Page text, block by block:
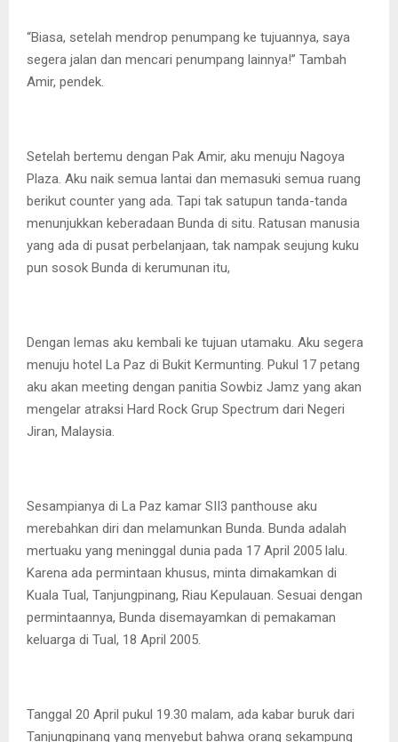
“Biasa, setelah mendrop penumpang ke tujuannya, saya
segera jalan dan mencari penumpang lainnya!” Tambah
Amir, pendek.
Setelah bertemu dengan Pak Amir, aku menuju Nagoya
Plaza. Aku naik semua lantai dan memasuki semua ruang
berikut counter yang ada. Tapi tak satupun tanda-tanda
menunjukkan keberadaan Bunda di situ. Ratusan manusia
yang ada di pusat perbelanjaan, tak nampak seujung kuku
pun sosok Bunda di kerumunan itu,
Dengan lemas aku kembali ke tujuan utamaku. Aku segera
menuju hotel La Paz di Bukit Kermunting. Pukul 17 petang
aku akan meeting dengan panitia Sowbiz Jamz yang akan
mengelar atraksi Hard Rock Grup Spectrum dari Negeri
Jiran, Malaysia.
Sesampianya di La Paz kamar SII3 panthouse aku
merebahkan diri dan melamunkan Bunda. Bunda adalah
mertuaku yang meninggal dunia pada 17 April 2005 lalu.
Karena ada permintaan khusus, minta dimakamkan di
Kuala Tual, Tanjungpinang, Riau Kepulauan. Sesuai dengan
permintaannya, Bunda disemayamkan di pemakaman
keluarga di Tual, 18 April 2005.
Tanggal 20 April pukul 19.30 malam, ada kabar buruk dari
Tanjungpinang yang menyebut bahwa orang sekampung